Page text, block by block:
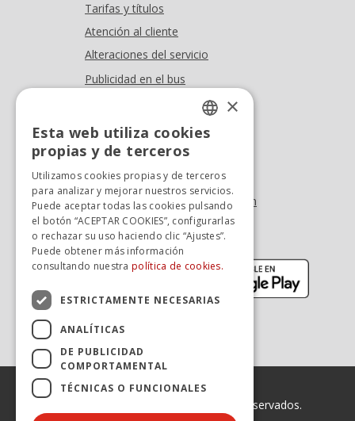
Tarifas y títulos
Atención al cliente
Alteraciones del servicio
Publicidad en el bus
Oficina At. al cliente
Tel. +34 976 900 085
Tel. +34 900 923 181
info.zaragoza@avanzagrupo.com
Sugerencias y reclamaciones
Descarga la APP:
(se abre en nueva ventana)
(se
© 2026 Avanza. Todos los derechos reservados.
SPANISH
×
Esta web utiliza cookies
propias y de terceros
Utilizamos cookies propias y de terceros
para analizar y mejorar nuestros servicios.
Puede aceptar todas las cookies pulsando
el botón “ACEPTAR COOKIES”, configurarlas
o rechazar su uso haciendo clic “Ajustes”.
Puede obtener más información
consultando nuestra política de cookies.
ESTRICTAMENTE NECESARIAS
ANALÍTICAS
DE PUBLICIDAD
COMPORTAMENTAL
TÉCNICAS O FUNCIONALES